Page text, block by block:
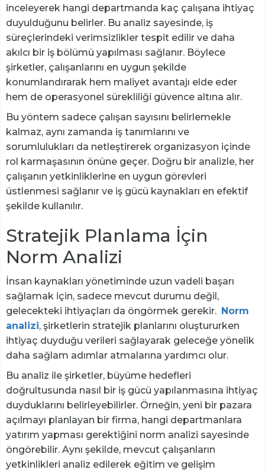
inceleyerek hangi departmanda kaç çalışana ihtiyaç
duyulduğunu belirler. Bu analiz sayesinde, iş
süreçlerindeki verimsizlikler tespit edilir ve daha
akılcı bir iş bölümü yapılması sağlanır. Böylece
şirketler, çalışanlarını en uygun şekilde
konumlandırarak hem maliyet avantajı elde eder
hem de operasyonel sürekliliği güvence altına alır.
Bu yöntem sadece çalışan sayısını belirlemekle
kalmaz, aynı zamanda iş tanımlarını ve
sorumlulukları da netleştirerek organizasyon içinde
rol karmaşasının önüne geçer. Doğru bir analizle, her
çalışanın yetkinliklerine en uygun görevleri
üstlenmesi sağlanır ve iş gücü kaynakları en efektif
şekilde kullanılır.
Stratejik Planlama İçin
Norm Analizi
İnsan kaynakları yönetiminde uzun vadeli başarı
sağlamak için, sadece mevcut durumu değil,
gelecekteki ihtiyaçları da öngörmek gerekir. Norm
analizi, şirketlerin stratejik planlarını oluştururken
ihtiyaç duyduğu verileri sağlayarak geleceğe yönelik
daha sağlam adımlar atmalarına yardımcı olur.
Bu analiz ile şirketler, büyüme hedefleri
doğrultusunda nasıl bir iş gücü yapılanmasına ihtiyaç
duyduklarını belirleyebilirler. Örneğin, yeni bir pazara
açılmayı planlayan bir firma, hangi departmanlara
yatırım yapması gerektiğini norm analizi sayesinde
öngörebilir. Aynı şekilde, mevcut çalışanların
yetkinlikleri analiz edilerek eğitim ve gelişim